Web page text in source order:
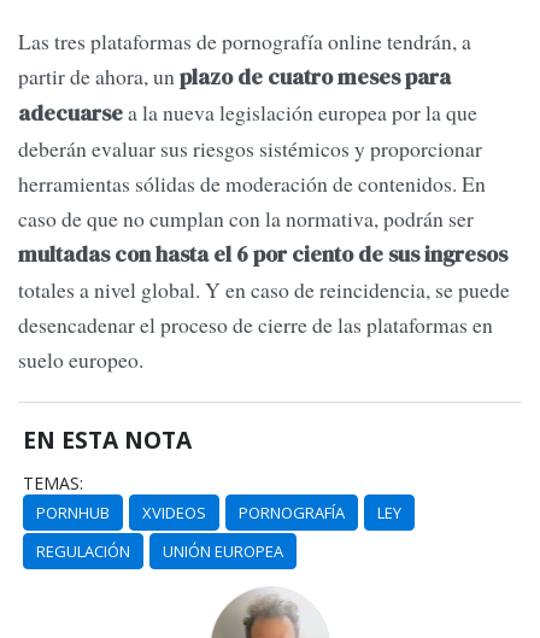
Las tres plataformas de pornografía online tendrán, a
partir de ahora, unplazo de cuatro meses para
adecuarsea la nueva legislación europea por la que
deberán evaluar sus riesgos sistémicos y proporcionar
herramientas sólidas de moderación de contenidos. En
caso de que no cumplan con la normativa, podrán ser
multadas con hasta el 6 por ciento de sus ingresos
totales a nivel global. Y en caso de reincidencia, se puede
desencadenar el proceso de cierre de las plataformas en
suelo europeo.
EN ESTA NOTA
TEMAS:
PORNHUB XVIDEOS PORNOGRAFÍA
LEY
REGULACIÓN
UNIÓN EUROPEA